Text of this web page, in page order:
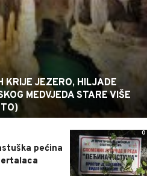
KRIJE JEZERO, HILJADE
MEDVJEDA STARE VIŠE
0
pećina